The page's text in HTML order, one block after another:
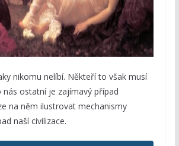
nikomu nelíbí. Někteří to však musí
nás ostatní je zajímavý případ
na něm ilustrovat mechanismy
naší civilizace.